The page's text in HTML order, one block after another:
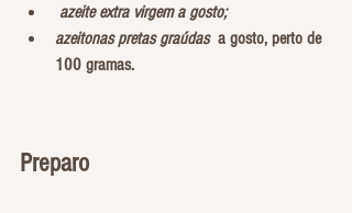
azeite extra virgem a gosto;
azeitonas pretas graúdas a gosto, perto de
100 gramas.
Preparo